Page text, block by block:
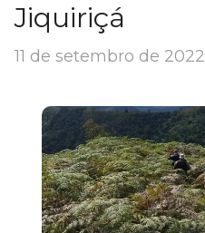
Jiquiriçá
11 de setembro de 2022